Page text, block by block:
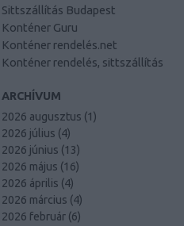
Sittszállítás Budapest
Konténer Guru
Konténer rendelés.net
Konténer rendelés, sittszállítás
ARCHÍVUM
2026 augusztus (1)
2026 július (4)
2026 június (13)
2026 május (16)
2026 április (4)
2026 március (4)
2026 február (6)